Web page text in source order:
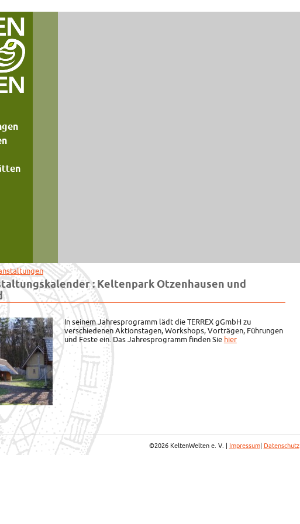
: Keltenpark Otzenhausen und
In seinem Jahresprogramm lädt die TERREX gGmbH zu
verschiedenen Aktionstagen, Workshops, Vorträgen, Führungen
und Feste ein. Das Jahresprogramm finden Sie hier
©2026 KeltenWelten e. V. | Impressum| Datenschutz